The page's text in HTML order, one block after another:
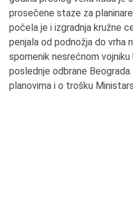
prosečene staze za
počela je i izgradnja kružne
penjala od podnožja do vrha
spomenik nesrećnom
poslednje odbrane
planovima i o trošku